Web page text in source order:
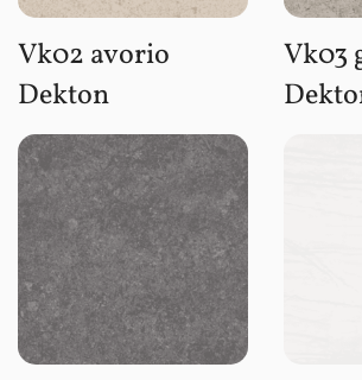
Vk02 avorio
Dekton
Vk03